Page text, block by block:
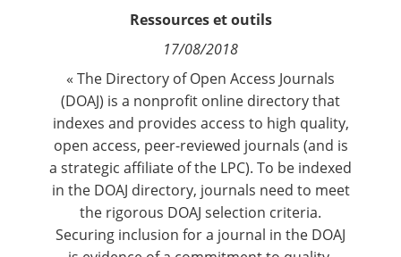
Ressources et outils
17/08/2018
« The Directory of Open Access Journals
(DOAJ) is a nonprofit online directory that
indexes and provides access to high quality,
open access, peer-reviewed journals (and is
a strategic affiliate of the LPC). To be indexed
in the DOAJ directory, journals need to meet
the rigorous DOAJ selection criteria.
Securing inclusion for a journal in the DOAJ